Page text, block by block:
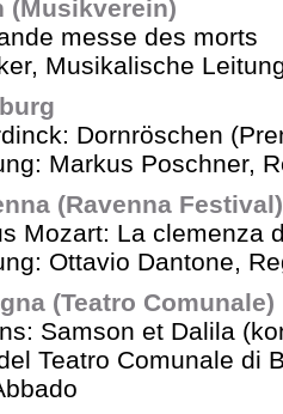
(Musikverein)
messe des morts
Musikalische
Dornröschen
Markus Poschner,
(Ravenna Festival)
Mozart: La clemenza
Ottavio Dantone,
(Teatro Comunale)
Samson et Dalila
Teatro Comunale di